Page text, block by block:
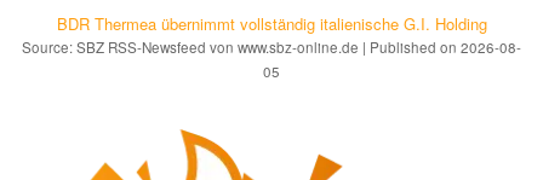
BDR Thermea übernimmt vollständig italienische G.I. Holding
Source: SBZ RSS-Newsfeed von www.sbz-online.de
Published on 2026-08-
05